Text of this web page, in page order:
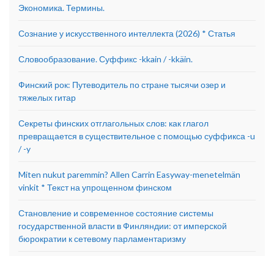
Экономика. Термины.
Сознание у искусственного интеллекта (2026) * Статья
Словообразование. Суффикс -kkain / -kkäin.
Финский рок: Путеводитель по стране тысячи озер и
тяжелых гитар
Секреты финских отглагольных слов: как глагол
превращается в существительное с помощью суффикса -u
/ -y
Miten nukut paremmin? Allen Carrin Easyway-menetelmän
vinkit * Текст на упрощенном финском
Становление и современное состояние системы
государственной власти в Финляндии: от имперской
бюрократии к сетевому парламентаризму